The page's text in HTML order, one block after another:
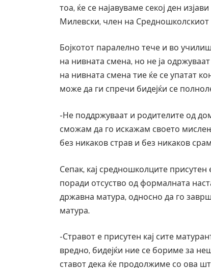
тоа, ќе се најавуваме секој ден
Милевски, член на
Бојкотот паралелно тече и во
на нивната смена, но не ја
на нивната смена тие ќе се упатат
може да ги спречи бидејќи се
-Не поддржуваат и родителите од
сможам да го искажам своето
без никаков страв и без никаков
Сепак, кај средношколците
поради отсуство од формалната
државна матура, односно да го
матура.
-Стравот е присутен кај сите
вредно, бидејќи ние се бориме за
ставот дека ќе продолжиме со ова